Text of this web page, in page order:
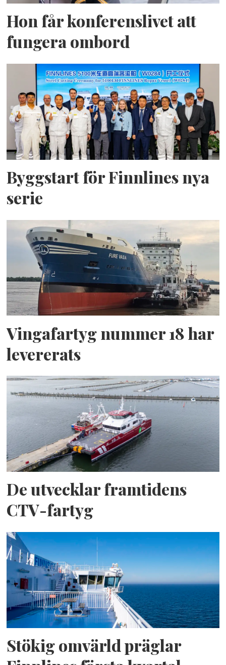
Hon får konferenslivet att
fungera ombord
Byggstart för Finnlines nya
serie
Vingafartyg nummer 18 har
levererats
De utvecklar framtidens
CTV-fartyg
Stökig omvärld präglar